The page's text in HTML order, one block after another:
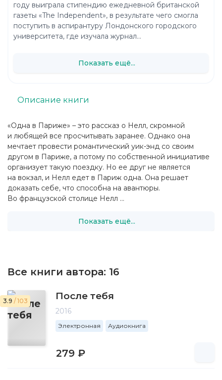
«Одна в Париже» – это рассказ о Нелл, скромной
и любящей все просчитывать заранее. Однако она
мечтает провести романтический уик-энд со своим
другом в Париже, а потому по собственной инициативе
организует такую поездку. Но ее друг не является
на вокзал, и Нелл едет в Париж одна. Она решает
доказать себе, что способна на авантюры.
Во французской столице Нелл ...
Показать ещё...
Описание книги
Все книги автора: 16
3.9 / 103 После тебя
2016
Электронная Аудиокнига
279 ₽
году выиграла стипендию ежедневной британской
газеты «The Independent», в результате чего смогла
поступить в аспирантуру Лондонского городского
университета, где изучала журнал...
Показать ещё...